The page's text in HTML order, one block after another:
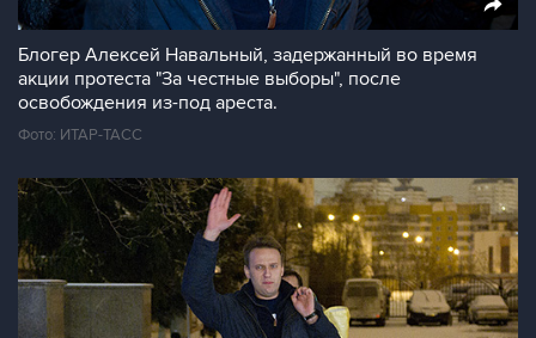
Блогер Алексей Навальный, задержанный во время
акции протеста "За честные выборы", после
освобождения из-под ареста.
Фото: ИТАР-ТАСС